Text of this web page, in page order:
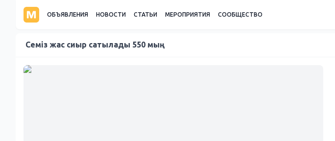
ОБЪЯВЛЕНИЯ НОВОСТИ СТАТЬИ МЕРОПРИЯТИЯ СООБЩЕСТВО
Семіз жас сиыр сатылады 550 мың